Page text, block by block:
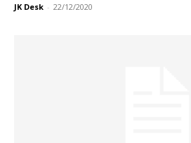
JK Desk - 22/12/2020